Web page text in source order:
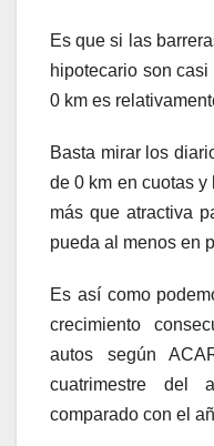
Es que si las
hipotecario son
0 km es
Basta mirar los
de 0 km en cuotas
más que atractiva
pueda al menos en
Es así como
crecimiento
autos según
cuatrimestre del
comparado con el